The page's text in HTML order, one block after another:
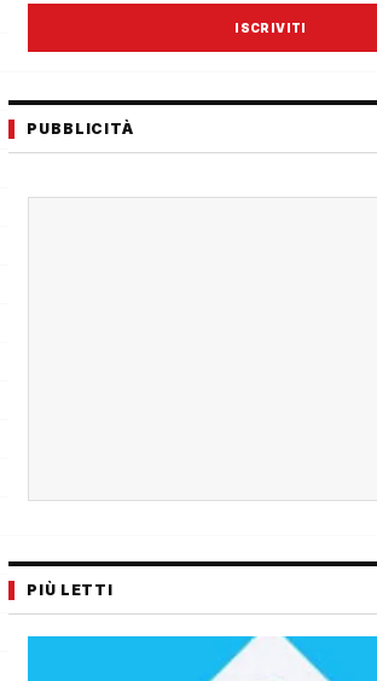
ISCRIVITI
PUBBLICITÀ
PIÙ LETTI